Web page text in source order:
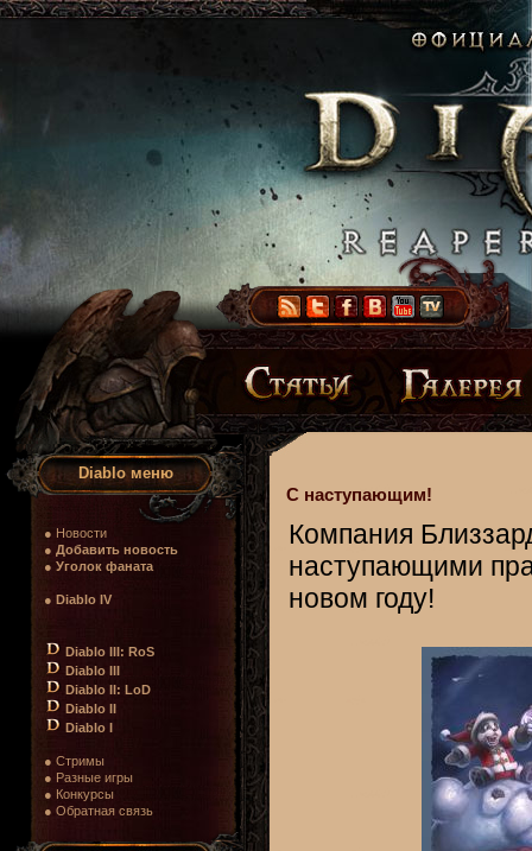
Diablo меню
● Новости
● Добавить новость
● Уголок фаната
● Diablo IV
Diablo III: RoS
Diablo III
Diablo II: LoD
Diablo II
Diablo I
● Стримы
● Разные игры
● Конкурсы
● Обратная связь
С наступающим!
Компания
наступающими
новом году!